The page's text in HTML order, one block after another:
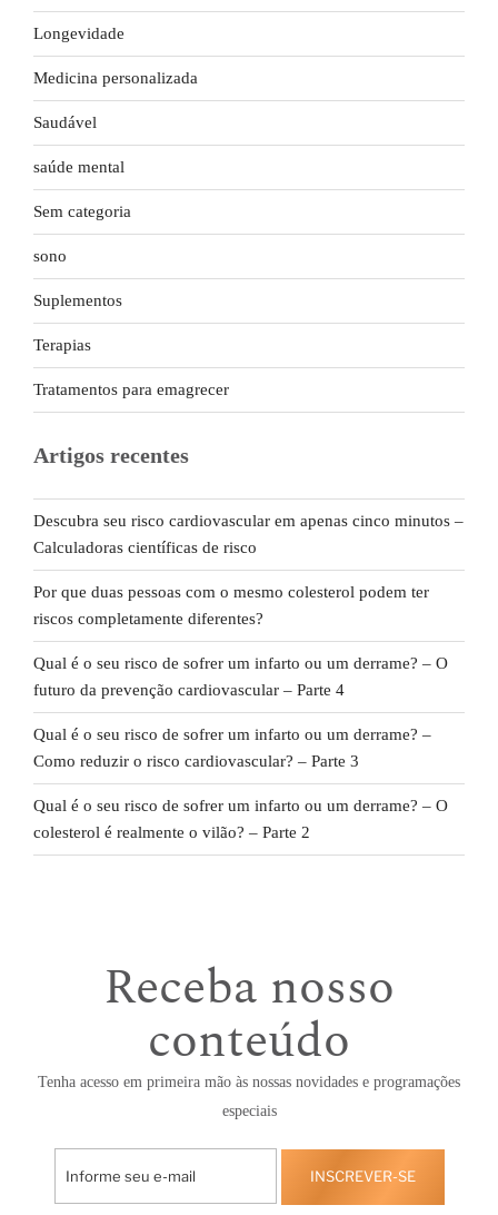
Longevidade
Medicina personalizada
Saudável
saúde mental
Sem categoria
sono
Suplementos
Terapias
Tratamentos para emagrecer
Artigos recentes
Descubra seu risco cardiovascular em apenas cinco minutos –
Calculadoras científicas de risco
Por que duas pessoas com o mesmo colesterol podem ter
riscos completamente diferentes?
Qual é o seu risco de sofrer um infarto ou um derrame? – O
futuro da prevenção cardiovascular – Parte 4
Qual é o seu risco de sofrer um infarto ou um derrame? –
Como reduzir o risco cardiovascular? – Parte 3
Qual é o seu risco de sofrer um infarto ou um derrame? – O
colesterol é realmente o vilão? – Parte 2
Receba nosso
conteúdo
Tenha acesso em primeira mão às nossas novidades e programações
especiais
INSCREVER-SE